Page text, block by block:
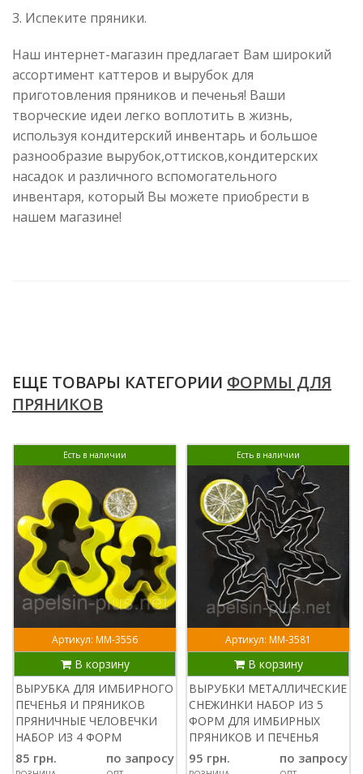
3. Испеките пряники.
Наш интернет-магазин предлагает Вам широкий
ассортимент каттеров и вырубок для
приготовления пряников и печенья! Ваши
творческие идеи легко воплотить в жизнь,
используя кондитерский инвентарь и большое
разнообразие вырубок,оттисков,кондитерских
насадок и различного вспомогательного
инвентаря, который Вы можете приобрести в
нашем магазине!
ЕЩЕ ТОВАРЫ КАТЕГОРИИ ФОРМЫ ДЛЯ
ПРЯНИКОВ
Есть в наличии
Артикул: ММ-3556
В корзину
ВЫРУБКА ДЛЯ ИМБИРНОГО
ПЕЧЕНЬЯ И ПРЯНИКОВ
ПРЯНИЧНЫЕ ЧЕЛОВЕЧКИ
НАБОР ИЗ 4 ФОРМ
85 грн. по запросу
Есть в наличии
Артикул: ММ-3581
В корзину
ВЫРУБКИ МЕТАЛЛИЧЕСКИЕ
СНЕЖИНКИ НАБОР ИЗ 5
ФОРМ ДЛЯ ИМБИРНЫХ
ПРЯНИКОВ И ПЕЧЕНЬЯ
95 грн. по запросу